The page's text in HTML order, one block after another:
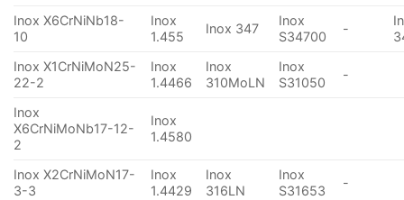
Inox X6CrNiNb18-
10
Inox
1.455
Inox 347
Inox
S34700
-
Inox X1CrNiMoN25-
22-2
Inox
1.4466
Inox
310MoLN
Inox
S31050
-
Inox
X6CrNiMoNb17-12-
2
Inox
1.4580
Inox X2CrNiMoN17-
3-3
Inox
1.4429
Inox
316LN
Inox
S31653
-